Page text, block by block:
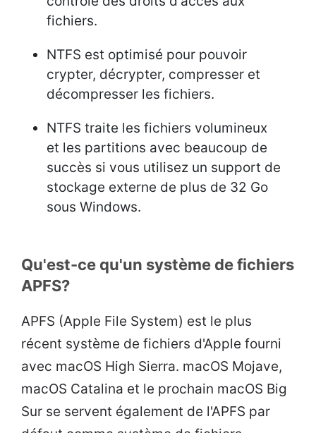
fichiers.
NTFS est optimisé pour pouvoir
crypter, décrypter, compresser et
décompresser les fichiers.
NTFS traite les fichiers volumineux
et les partitions avec beaucoup de
succès si vous utilisez un support de
stockage externe de plus de 32 Go
sous Windows.
Qu'est-ce qu'un système de fichiers
APFS?
APFS (Apple File System) est le plus
récent système de fichiers d'Apple fourni
avec macOS High Sierra. macOS Mojave,
macOS Catalina et le prochain macOS Big
Sur se servent également de l'APFS par